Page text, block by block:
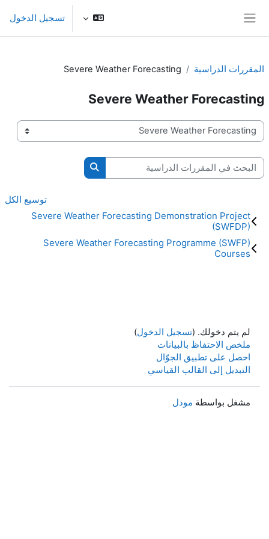
تسجيل الدخول
المقررات الدراسية Severe Weather Forecasting
Severe Weather Forecasting
تصنيفات المقررات
البحث في المقررات الدراسية
البحث في المقررات
توسيع الكل
Severe Weather Forecasting Demonstration Project
(SWFDP)
Severe Weather Forecasting Programme (SWFP)
Courses
لم يتم دخولك. (تسجيل الدخول)
ملخص الاحتفاظ بالبيانات
احصل على تطبيق الجوّال
التبديل إلى القالب القياسي
مشغل بواسطة مودل